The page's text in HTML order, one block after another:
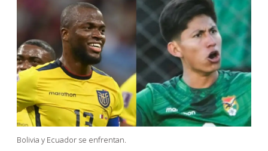
Bolivia y Ecuador se enfrentan.